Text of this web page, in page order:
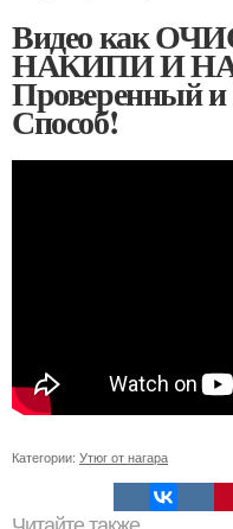
Видео как
НАКИПИ И
Проверенный
Способ!
Категории: Утюг от нагара